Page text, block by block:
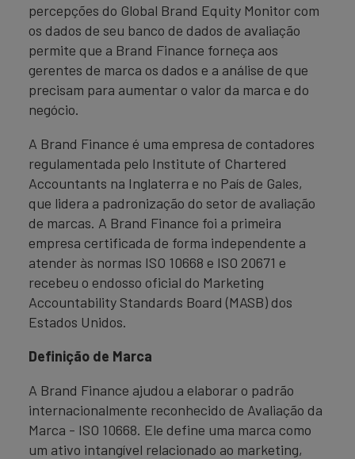
percepções do Global Brand Equity Monitor com
os dados de seu banco de dados de avaliação
permite que a Brand Finance forneça aos
gerentes de marca os dados e a análise de que
precisam para aumentar o valor da marca e do
negócio.
A Brand Finance é uma empresa de contadores
regulamentada pelo Institute of Chartered
Accountants na Inglaterra e no País de Gales,
que lidera a padronização do setor de avaliação
de marcas. A Brand Finance foi a primeira
empresa certificada de forma independente a
atender às normas ISO 10668 e ISO 20671 e
recebeu o endosso oficial do Marketing
Accountability Standards Board (MASB) dos
Estados Unidos.
Definição de Marca
A Brand Finance ajudou a elaborar o padrão
internacionalmente reconhecido de Avaliação da
Marca - ISO 10668. Ele define uma marca como
um ativo intangível relacionado ao marketing,